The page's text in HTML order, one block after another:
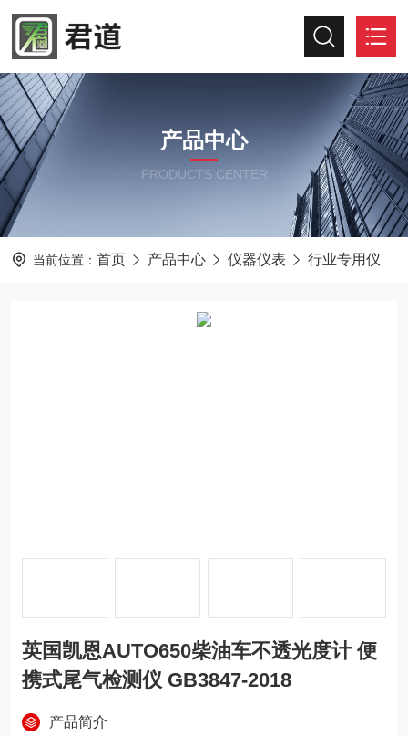
产品中心
PRODUCTS CENTER
当前位置： 首页 产品中心 仪器仪表 行业专用仪器仪表
英国凯恩AUTO650柴油车不透光度计 便
携式尾气检测仪 GB3847-2018
产品简介